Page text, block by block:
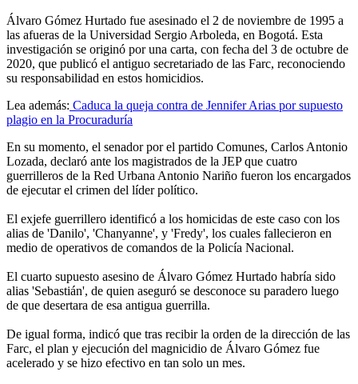
Álvaro Gómez Hurtado fue asesinado el 2 de noviembre de 1995 a
las afueras de la Universidad Sergio Arboleda, en Bogotá. Esta
investigación se originó por una carta, con fecha del 3 de octubre de
2020, que publicó el antiguo secretariado de las Farc, reconociendo
su responsabilidad en estos homicidios.
Lea además: Caduca la queja contra de Jennifer Arias por supuesto
plagio en la Procuraduría
En su momento, el senador por el partido Comunes, Carlos Antonio
Lozada, declaró ante los magistrados de la JEP que cuatro
guerrilleros de la Red Urbana Antonio Nariño fueron los encargados
de ejecutar el crimen del líder político.
El exjefe guerrillero identificó a los homicidas de este caso con los
alias de 'Danilo', 'Chanyanne', y 'Fredy', los cuales fallecieron en
medio de operativos de comandos de la Policía Nacional.
El cuarto supuesto asesino de Álvaro Gómez Hurtado habría sido
alias 'Sebastián', de quien aseguró se desconoce su paradero luego
de que desertara de esa antigua guerrilla.
De igual forma, indicó que tras recibir la orden de la dirección de las
Farc, el plan y ejecución del magnicidio de Álvaro Gómez fue
acelerado y se hizo efectivo en tan solo un mes.